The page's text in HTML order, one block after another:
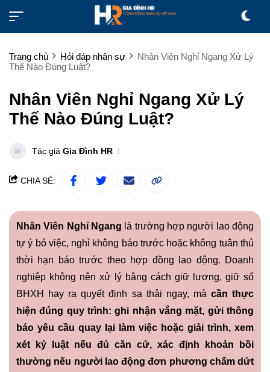
Trang chủ Hỏi đáp nhân sự
Nhân Viên Nghỉ Ngang Xử Lý
Thế Nào Đúng Luật?
Nhân Viên Nghỉ Ngang Xử Lý
Thế Nào Đúng Luật?
Tác giả Gia Đình HR
CHIA SẺ:
Nhân Viên Nghỉ Ngang là trường hợp người lao động
tự ý bỏ việc, nghỉ không báo trước hoặc không tuân thủ
thời hạn báo trước theo hợp đồng lao động. Doanh
nghiệp không nên xử lý bằng cách giữ lương, giữ sổ
BHXH hay ra quyết định sa thải ngay, mà cần thực
hiện đúng quy trình: ghi nhận vắng mặt, gửi thông
báo yêu cầu quay lại làm việc hoặc giải trình, xem
xét kỷ luật nếu đủ căn cứ, xác định khoản bồi
thường nếu người lao động đơn phương chấm dứt